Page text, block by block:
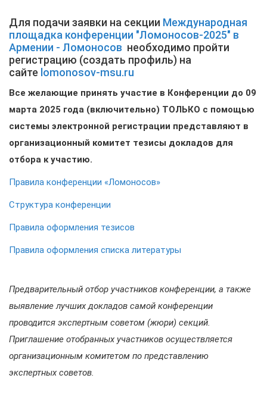
Для подачи заявки на секции Международная
площадка конференции "Ломоносов-2025" в
Армении - Ломоносов необходимо пройти
регистрацию (создать профиль) на
сайте lomonosov-msu.ru
Все желающие принять участие в Конференции до 09
марта 2025 года (включительно) ТОЛЬКО с помощью
системы электронной регистрации представляют в
организационный комитет тезисы докладов для
отбора к участию.
Правила конференции «Ломоносов»
Структура конференции
Правила оформления тезисов
Правила оформления списка литературы
Предварительный отбор участников конференции, а также
выявление лучших докладов самой конференции
проводится экспертным советом (жюри) секций.
Приглашение отобранных участников осуществляется
организационным комитетом по представлению
экспертных советов.